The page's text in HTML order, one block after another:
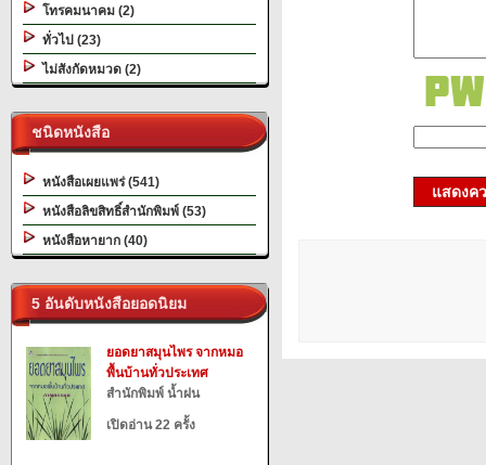
โทรคมนาคม (2)
ทั่วไป (23)
ไม่สังกัดหมวด (2)
ชนิดหนังสือ
หนังสือเผยแพร่ (541)
หนังสือลิขสิทธิ์สำนักพิมพ์ (53)
หนังสือหายาก (40)
5 อันดับหนังสือยอดนิยม
ยอดยาสมุนไพร จากหมอ
พื้นบ้านทั่วประเทศ
สำนักพิมพ์ น้ำฝน
เปิดอ่าน 22 ครั้ง
แสดงค